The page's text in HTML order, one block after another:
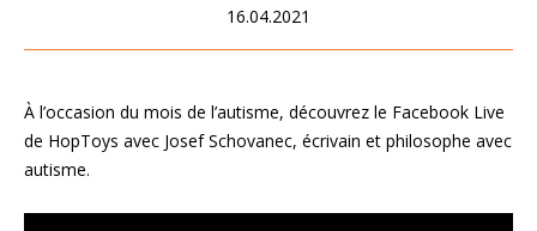
16.04.2021
À l’occasion du mois de l’autisme, découvrez le Facebook Live
de HopToys avec Josef Schovanec, écrivain et philosophe avec
autisme.